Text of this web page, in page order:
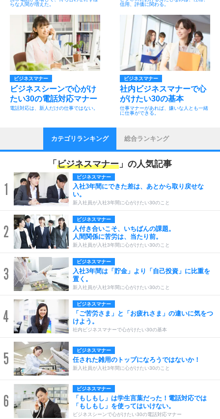
らな人間が増えた。
信用、評価に関わる。
ビジネスマナー
ビジネスシーンで心がけ
たい30の電話対応マナー
電話対応は、新人だけの仕事ではない。
ビジネスマナー
社内ビジネスマナーで心
がけたい30の基本
仕事マナーがあれば、嫌いな人とも一緒
に仕事ができる。
カテゴリランキング 総合ランキング
「 ビジネスマナー 」の人気記事
1
ビジネスマナー
入社3年間にできた差は、あとから取り戻せな
い。
新入社員が入社3年間に心がけたい30のこと
2
ビジネスマナー
人付き合いこそ、いちばんの課題。
人間関係に苦労は、当たり前。
新入社員が入社3年間に心がけたい30のこと
3
ビジネスマナー
入社3年間は「貯金」より「自己投資」に比重を
置く。
新入社員が入社3年間に心がけたい30のこと
4
ビジネスマナー
「ご苦労さま」と「お疲れさま」の違いに気をつ
けよう。
社内ビジネスマナーで心がけたい30の基本
5 ビジネスマナー
任された雑用のトップになろうではないか！
新入社員が入社3年間に心がけたい30のこと
6
ビジネスマナー
「もしもし」は学生言葉だった！電話対応では
「もしもし」を使ってはいけない。
ビジネスシーンで心がけたい30の電話対応マナー